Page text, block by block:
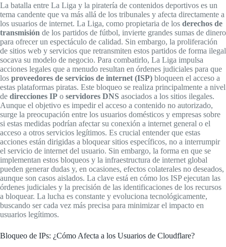
La batalla entre La Liga y la piratería de contenidos deportivos es un
tema candente que va más allá de los tribunales y afecta directamente a
los usuarios de internet. La Liga, como propietaria de los derechos de
transmisión de los partidos de fútbol, invierte grandes sumas de dinero
para ofrecer un espectáculo de calidad. Sin embargo, la proliferación
de sitios web y servicios que retransmiten estos partidos de forma ilegal
socava su modelo de negocio. Para combatirlo, La Liga impulsa
acciones legales que a menudo resultan en órdenes judiciales para que
los proveedores de servicios de internet (ISP) bloqueen el acceso a
estas plataformas piratas. Este bloqueo se realiza principalmente a nivel
de direcciones IP o servidores DNS asociados a los sitios ilegales.
Aunque el objetivo es impedir el acceso a contenido no autorizado,
surge la preocupación entre los usuarios domésticos y empresas sobre
si estas medidas podrían afectar su conexión a internet general o el
acceso a otros servicios legítimos. Es crucial entender que estas
acciones están dirigidas a bloquear sitios específicos, no a interrumpir
el servicio de internet del usuario. Sin embargo, la forma en que se
implementan estos bloqueos y la infraestructura de internet global
pueden generar dudas y, en ocasiones, efectos colaterales no deseados,
aunque son casos aislados. La clave está en cómo los ISP ejecutan las
órdenes judiciales y la precisión de las identificaciones de los recursos
a bloquear. La lucha es constante y evoluciona tecnológicamente,
buscando ser cada vez más precisa para minimizar el impacto en
usuarios legítimos.
Bloqueo de IPs: ¿Cómo Afecta a los Usuarios de Cloudflare?